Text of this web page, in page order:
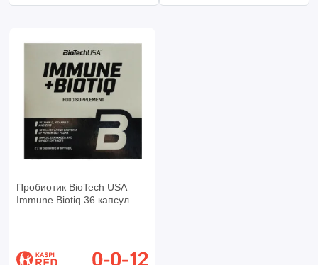
Пробиотик BioTech USA
Immune Biotiq 36 капсул